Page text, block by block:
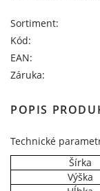
Sortiment:
Kód:
EAN:
Záruka:
POPIS
Technické
Šírka
Výška